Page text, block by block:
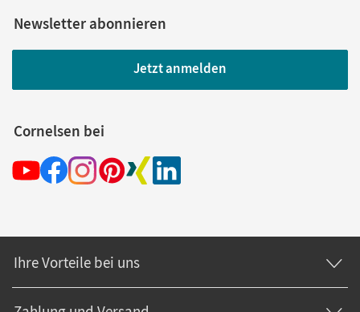
Newsletter abonnieren
Jetzt anmelden
Cornelsen bei
Ihre Vorteile bei uns